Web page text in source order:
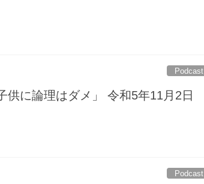
Podcast
供に論理はダメ」 令和5年11月2日
Podcast